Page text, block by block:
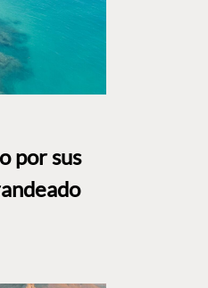
por sus